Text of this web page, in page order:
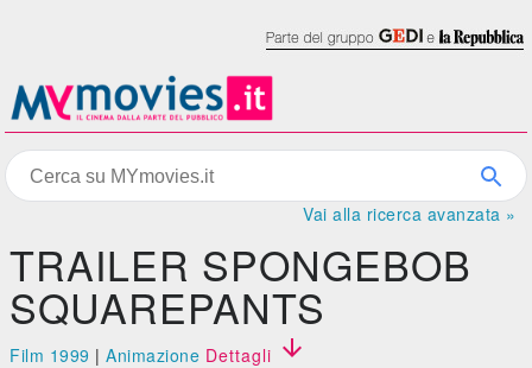
Vai alla ricerca avanzata »
TRAILER SPONGEBOB
SQUAREPANTS
Film 1999 |Animazione Dettagli 